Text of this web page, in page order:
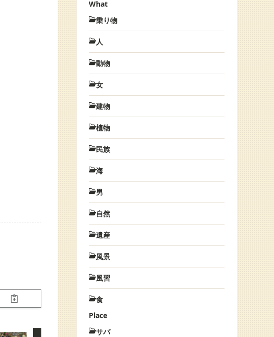
What
乗り物
人
動物
女
建物
植物
民族
海
男
自然
遺産
風景
風習
食
Place
サパ